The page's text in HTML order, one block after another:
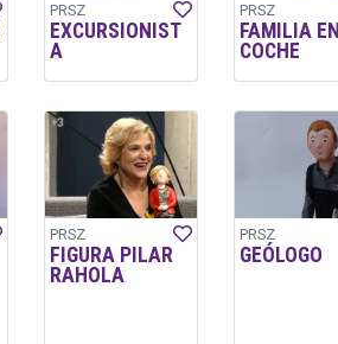
PRSZ
EXCURSIONIST
A
PRSZ
FAMILIA EN
COCHE
PRSZ
FIGURA PILAR
RAHOLA
PRSZ
GEÓLOGO